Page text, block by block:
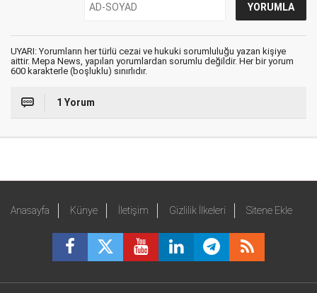
UYARI: Yorumların her türlü cezai ve hukuki sorumluluğu yazan kişiye
aittir. Mepa News, yapılan yorumlardan sorumlu değildir. Her bir yorum
600 karakterle (boşluklu) sınırlıdır.
1 Yorum
Anasayfa Künye İletişim Gizlilik İlkeleri Sitene Ekle